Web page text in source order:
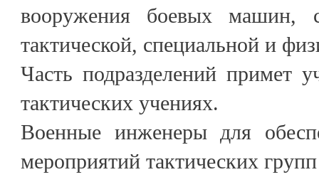
вооружения боевых машин,
тактической, специальной и
Часть подразделений примет
тактических учениях.
Военные инженеры для
мероприятий тактических